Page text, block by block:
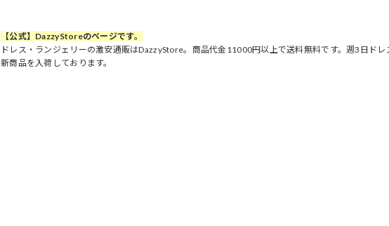
【公式】DazzyStoreのページです。
ドレス・ランジェリーの激安通販はDazzyStore。商品代金11000円以上で送料無料です。週3日ド
新商品を入荷しております。